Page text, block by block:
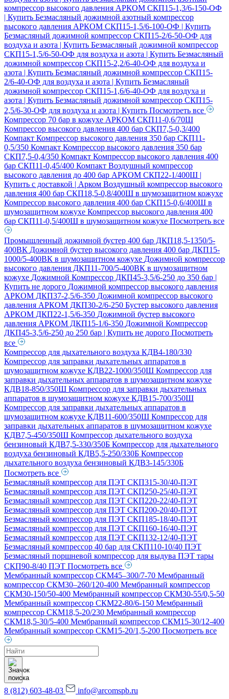
компрессор высокого давления АРКОМ СКП15-1,3/6-150-ОФ
| Купить Безмасляный дожимной азотный компрессор
высокого давления АРКОМ СКП15-1,5/6-100-ОФ | Купить
Безмасляный дожимной компрессор СКП15-2/6-50-ОФ для
воздуха и азота | Купить Безмасляный дожимной компрессор
СКП15-1,5/6-50-ОФ для воздуха и азота | Купить Безмасляный
дожимной компрессор СКП15-2,2/6-40-ОФ для воздуха и
азота | Купить Безмасляный дожимной компрессор СКП15-
2/6-40-ОФ для воздуха и азота | Купить Безмасляный
дожимной компрессор СКП15-1,6/6-40-ОФ для воздуха и
азота | Купить Безмасляный дожимной компрессор СКП15-
2,5/6-30-ОФ для воздуха и азота | Купить Посмотреть все
Компрессор 70 бар в кожухе АРКОМ СКП11-0,6/70Ш
Компрессор высокого давления 400 бар СКП7,5-0,3/400
Компакт Компрессор высокого давления 350 бар СКП11-
0,5/350 Компакт Компрессор высокого давления 350 бар
СКП7,5-0,4/350 Компакт Компрессор высокого давления 400
бар СКП11-0,45/400 Компакт Воздушный компрессор
высокого давления до 400 бар АРКОМ СКП22-1/400Ш |
Купить с доставкой | Арком Воздушный компрессор высокого
давления 400 бар СКП18,5-0,8/400Ш в шумозащитном кожухе
Компрессор высокого давления 400 бар СКП15-0,6/400Ш в
шумозащитном кожухе Компрессор высокого давления 400
бар СКП11-0,5/400Ш в шумозащитном кожухе Посмотреть все
Промышленный дожимной бустер 400 бар ДКП18,5-1350/5-
400ВК Дожимной бустер высокого давления 400 бар ДКП15-
1000/5-400ВК в шумозащитном кожухе Дожимной компрессор
высокого давления ДКП11-700/5-400ВК в шумозащитном
кожухе Дожимной Компрессор ДКП45-3,5/6-250 до 350 бар |
Купить не дорого Дожимной компрессор высокого давления
АРКОМ ДКП37-2,5/6-350 Дожимной компрессор высокого
давления АРКОМ ДКП30-2/6-250 Бустер высокого давления
АРКОМ ДКП22-1,5/6-350 Дожимной бустер высокого
давления АРКОМ ДКП15-1/6-350 Дожимной Компрессор
ДКП45-3,5/6-250 до 250 бар | Купить не дорого Посмотреть
все
Компрессор для дыхательного воздуха КДВ4-180/330
Компрессор для заправки дыхательных аппаратов в
шумозащитном кожухе КДВ22-1000/350Ш Компрессор для
заправки дыхательных аппаратов в шумозащитном кожухе
КДВ18-850/350Ш Компрессор для заправки дыхательных
аппаратов в шумозащитном кожухе КДВ15-700/350Ш
Компрессор для заправки дыхательных аппаратов в
шумозащитном кожухе КДВ11-600/350Ш Компрессор для
заправки дыхательных аппаратов в шумозащитном кожухе
КДВ7,5-450/350Ш Компрессор дыхательного воздуха
бензиновый КДВ7,5-330/350Б Компрессор для дыхательного
воздуха бензиновый КДВ5,5-250/330Б Компрессор
дыхательного воздуха бензиновый КДВ3-145/330Б
Посмотреть все
Безмасляный компрессор для ПЭТ СКП315-30/40-ПЭТ
Безмасляный компрессор для ПЭТ СКП250-25/40-ПЭТ
Безмасляный компрессор для ПЭТ СКП220-22/40-ПЭТ
Безмасляный компрессор для ПЭТ СКП200-20/40-ПЭТ
Безмасляный компрессор для ПЭТ СКП185-18/40-ПЭТ
Безмасляный компрессор для ПЭТ СКП160-16/40-ПЭТ
Безмасляный компрессор для ПЭТ СКП132-12/40-ПЭТ
Безмасляный компрессор 40 бар для СКП110-10/40 ПЭТ
Безмасляный поршневой компрессор для выдува ПЭТ тары
СКП90-8/40 ПЭТ Посмотреть все
Мембранный компрессор СКМ45–300/7-70 Мембранный
компрессор СКМ30–260/120-400 Мембранный компрессор
СКМ30-150/50-400 Мембранный компрессор СКМ30-55/0,5-50
Мембранный компрессор СКМ22-80/6-150 Мембранный
компрессор СКМ18,5-20/230 Мембранный компрессор
СКМ18,5-30/5-400 Мембранный компрессор СКМ15-30/12-400
Мембранный компрессор СКМ15-20/1,5-200 Посмотреть все
Поиск
товаров
8 (812) 603-48-03
info@arcomspb.ru